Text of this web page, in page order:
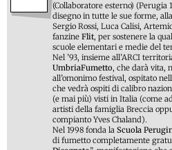
(Collaboratore esterno) (Perugia
disegno in tutte le sue forme,
Sergio Rossi, Luca Calisi,
fanzine Flit, per sostenere la
scuole elementari e medie del
Nel ’93, insieme all’ARCI
UmbriaFumetto, che darà vita,
all’omonimo festival, ospitato
che vedrà ospiti di calibro
(e mai più) visti in Italia (come
artisti della famiglia Breccia
compianto Yves Chaland).
Nel 1998 fonda la Scuola
di fumetto completamente